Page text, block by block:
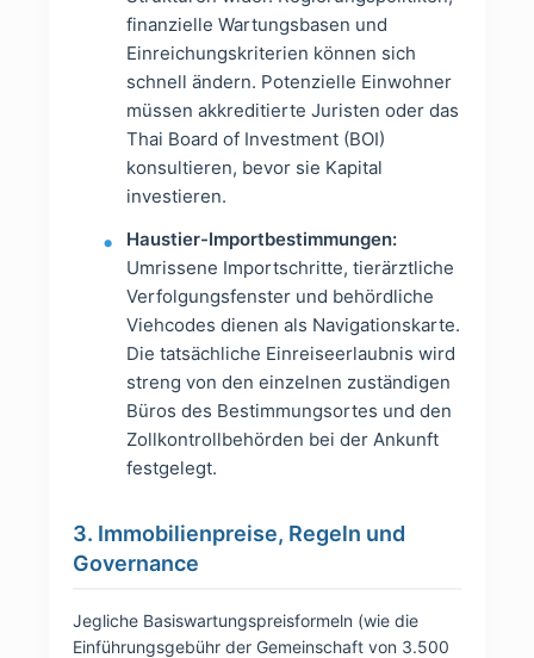
finanzielle Wartungsbasen und
Einreichungskriterien können sich
schnell ändern. Potenzielle Einwohner
müssen akkreditierte Juristen oder das
Thai Board of Investment (BOI)
konsultieren, bevor sie Kapital
investieren.
Haustier-Importbestimmungen:
Umrissene Importschritte, tierärztliche
Verfolgungsfenster und behördliche
Viehcodes dienen als Navigationskarte.
Die tatsächliche Einreiseerlaubnis wird
streng von den einzelnen zuständigen
Büros des Bestimmungsortes und den
Zollkontrollbehörden bei der Ankunft
festgelegt.
3. Immobilienpreise, Regeln und
Governance
Jegliche Basiswartungspreisformeln (wie die
Einführungsgebühr der Gemeinschaft von 3.500